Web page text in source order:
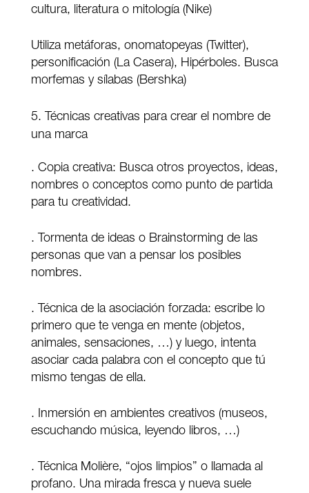
cultura, literatura o mitología (Nike)
Utiliza metáforas, onomatopeyas (Twitter),
personificación (La Casera), Hipérboles. Busca
morfemas y sílabas (Bershka)
Técnicas creativas para crear el nombre de
una marca
. Copia creativa: Busca otros proyectos, ideas,
nombres o conceptos como punto de partida
para tu creatividad.
. Tormenta de ideas o Brainstorming de las
personas que van a pensar los posibles
nombres.
. Técnica de la asociación forzada: escribe lo
primero que te venga en mente (objetos,
animales, sensaciones, …) y luego, intenta
asociar cada palabra con el concepto que tú
mismo tengas de ella.
. Inmersión en ambientes creativos (museos,
escuchando música, leyendo libros, …)
. Técnica Molière, “ojos limpios” o llamada al
profano. Una mirada fresca y nueva suele